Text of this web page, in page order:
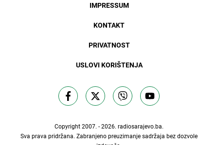
IMPRESSUM
KONTAKT
PRIVATNOST
USLOVI KORIŠTENJA
Copyright 2007. - 2026. radiosarajevo.ba.
Sva prava pridržana. Zabranjeno preuzimanje sadržaja bez dozvole